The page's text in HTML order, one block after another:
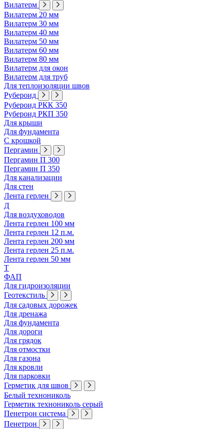
Вилатерм
Вилатерм 20 мм
Вилатерм 30 мм
Вилатерм 40 мм
Вилатерм 50 мм
Вилатерм 60 мм
Вилатерм 80 мм
Вилатерм для окон
Вилатерм для труб
Для теплоизоляции швов
Рубероид
Рубероид РКК 350
Рубероид РКП 350
Для крыши
Для фундамента
С крошкой
Пергамин
Пергамин П 300
Пергамин П 350
Для канализации
Для стен
Лента герлен
Д
Для воздуховодов
Лента герлен 100 мм
Лента герлен 12 п.м.
Лента герлен 200 мм
Лента герлен 25 п.м.
Лента герлен 50 мм
Т
ФАП
Для гидроизоляции
Геотекстиль
Для садовых дорожек
Для дренажа
Для фундамента
Для дороги
Для грядок
Для отмостки
Для газона
Для кровли
Для парковки
Герметик для швов
Белый технониколь
Герметик технониколь серый
Пенетрон система
Пенетрон